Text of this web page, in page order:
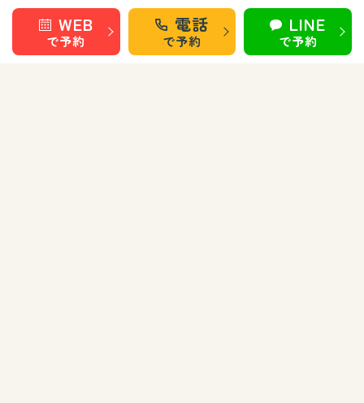
WEB
で予約
電話
で予約
LINE
で予約
WEB予約 LINEで予約